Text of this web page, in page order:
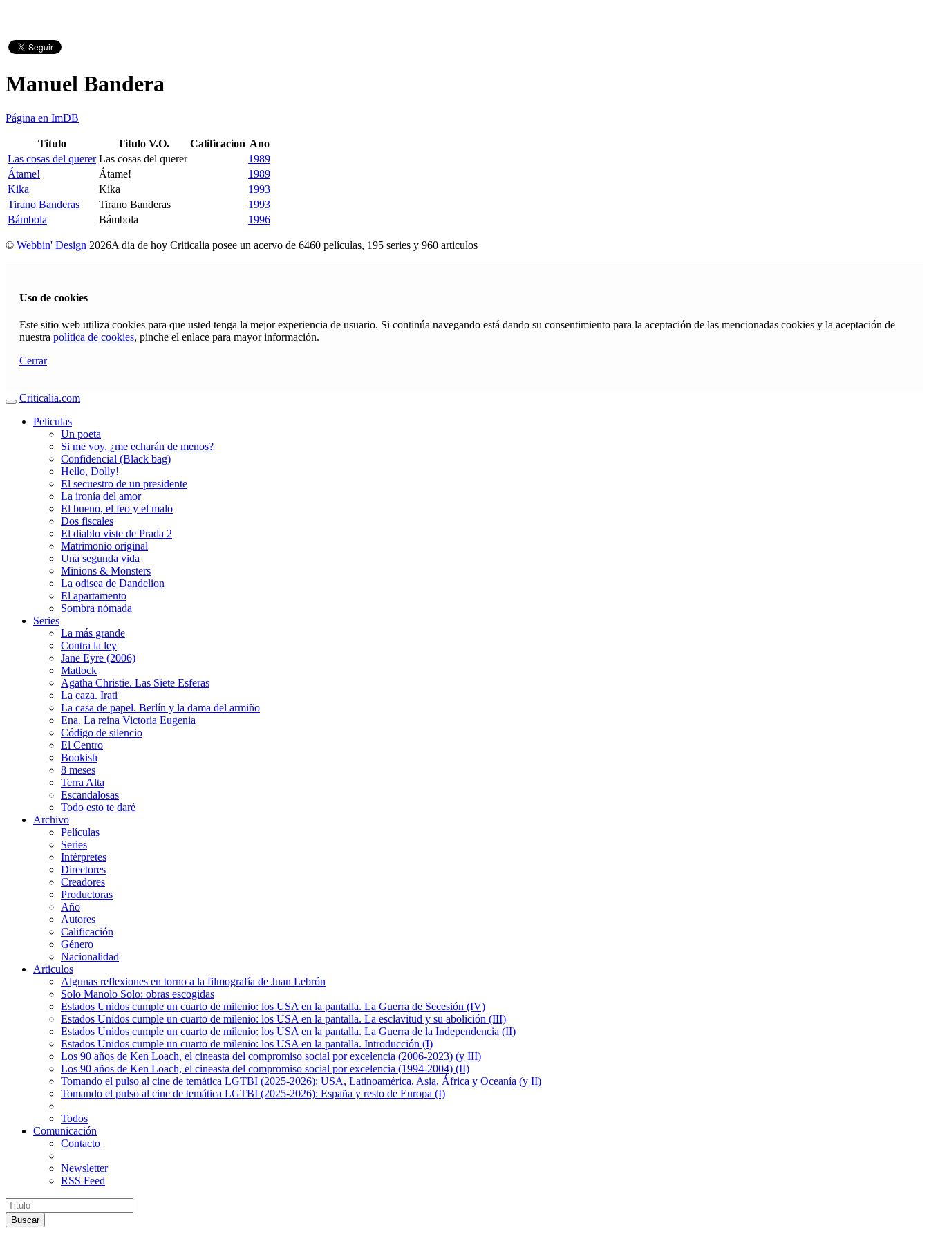
Manuel Bandera
Página en ImDB
Titulo Titulo V.O. Calificacion Ano
Las cosas del querer Las cosas del querer
1989
Átame!
Átame!
1989
Kika
Kika
1993
Tirano Banderas
Tirano Banderas
1993
Bámbola
Bámbola 1996
© Webbin' Design 2026A día de hoy Criticalia posee un acervo de 6460 películas, 195 series y 960 articulos
Uso de cookies
Este sitio web utiliza cookies para que usted tenga la mejor experiencia de usuario. Si continúa navegando está dando su consentimiento para la aceptación de las mencionadas cookies y la aceptación de
nuestra política de cookies, pinche el enlace para mayor información.
Cerrar
Criticalia.com
Peliculas
Un poeta
Si me voy, ¿me echarán de menos?
Confidencial (Black bag)
Hello, Dolly!
El secuestro de un presidente
La ironía del amor
El bueno, el feo y el malo
Dos fiscales
El diablo viste de Prada 2
Matrimonio original
Una segunda vida
Minions & Monsters
La odisea de Dandelion
El apartamento
Sombra nómada
Series
La más grande
Contra la ley
Jane Eyre (2006)
Matlock
Agatha Christie. Las Siete Esferas
La caza. Irati
La casa de papel. Berlín y la dama del armiño
Ena. La reina Victoria Eugenia
Código de silencio
El Centro
Bookish
8 meses
Terra Alta
Escandalosas
Todo esto te daré
Archivo
Películas
Series
Intérpretes
Directores
Creadores
Productoras
Año
Autores
Calificación
Género
Nacionalidad
Articulos
Algunas reflexiones en torno a la filmografía de Juan Lebrón
Solo Manolo Solo: obras escogidas
Estados Unidos cumple un cuarto de milenio: los USA en la pantalla. La Guerra de Secesión (IV)
Estados Unidos cumple un cuarto de milenio: los USA en la pantalla. La esclavitud y su abolición (III)
Estados Unidos cumple un cuarto de milenio: los USA en la pantalla. La Guerra de la Independencia (II)
Estados Unidos cumple un cuarto de milenio: los USA en la pantalla. Introducción (I)
Los 90 años de Ken Loach, el cineasta del compromiso social por excelencia (2006-2023) (y III)
Los 90 años de Ken Loach, el cineasta del compromiso social por excelencia (1994-2004) (II)
Tomando el pulso al cine de temática LGTBI (2025-2026): USA, Latinoamérica, Asia, África y Oceanía (y II)
Tomando el pulso al cine de temática LGTBI (2025-2026): España y resto de Europa (I)
Todos
Comunicación
Contacto
Newsletter
RSS Feed
Buscar